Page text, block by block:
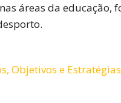
áreas da educação,
Objetivos e Estratégias